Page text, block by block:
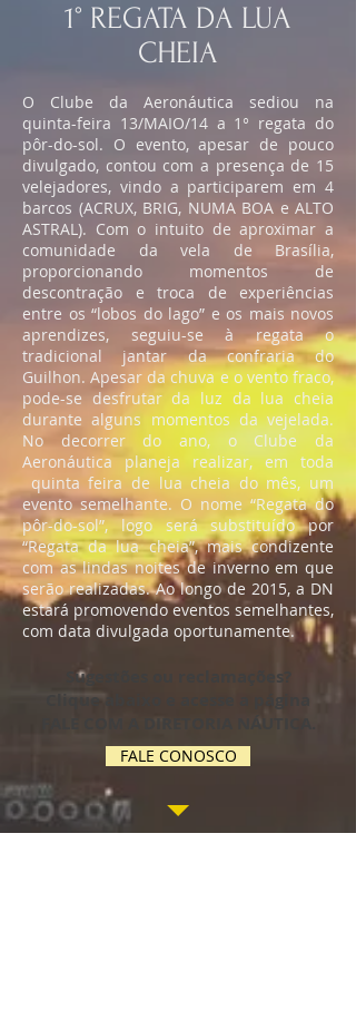
1° REGATA DA LUA
CHEIA
O Clube da Aeronáutica sediou na
quinta-feira 13/MAIO/14 a 1° regata do
pôr-do-sol. O evento, apesar de pouco
divulgado, contou com a presença de 15
velejadores, vindo a participarem em 4
barcos (ACRUX, BRIG, NUMA BOA e ALTO
ASTRAL). Com o intuito de aproximar a
comunidade da vela de Brasília,
proporcionando momentos de
descontração e troca de experiências
entre os “lobos do lago” e os mais novos
aprendizes, seguiu-se à regata o
tradicional jantar da confraria do
Guilhon. Apesar da chuva e o vento fraco,
pode-se desfrutar da luz da lua cheia
durante alguns momentos da vejelada.
No decorrer do ano, o Clube da
Aeronáutica planeja realizar, em toda
quinta feira de lua cheia do mês, um
evento semelhante. O nome “Regata do
pôr-do-sol”, logo será substituído por
“Regata da lua cheia”, mais condizente
com as lindas noites de inverno em que
serão realizadas. Ao longo de 2015, a DN
estará promovendo eventos semelhantes,
com data divulgada oportunamente.
Sugestões ou reclamações?
Clique abaixo e acesse a página
FALE COM A DIRETORIA NÁUTICA.
FALE CONOSCO